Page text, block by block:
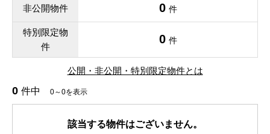
非公開物件 0 件
特別限定物
件
0 件
公開・非公開・特別限定物件とは
0 件中 0～0を表示
該当する物件はございません。